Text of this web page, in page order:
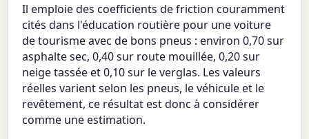
Il emploie des coefficients de friction couramment
cités dans l'éducation routière pour une voiture
de tourisme avec de bons pneus : environ 0,70 sur
asphalte sec, 0,40 sur route mouillée, 0,20 sur
neige tassée et 0,10 sur le verglas. Les valeurs
réelles varient selon les pneus, le véhicule et le
revêtement, ce résultat est donc à considérer
comme une estimation.